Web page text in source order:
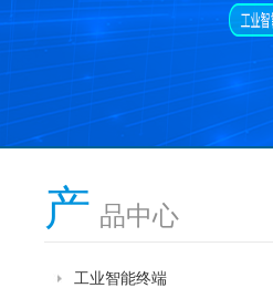
产 品中心
工业智能终端